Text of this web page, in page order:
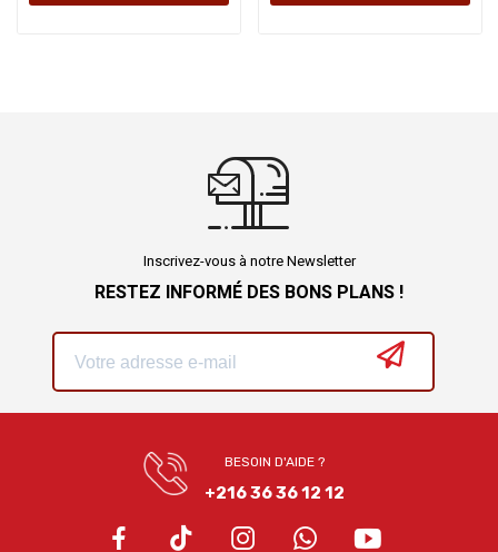
Inscrivez-vous à notre Newsletter
RESTEZ INFORMÉ DES BONS PLANS !
BESOIN D'AIDE ?
+216 36 36 12 12